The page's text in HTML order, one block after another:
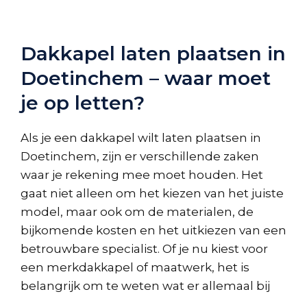
Dakkapel laten plaatsen in
Doetinchem – waar moet
je op letten?
Als je een dakkapel wilt laten plaatsen in
Doetinchem, zijn er verschillende zaken
waar je rekening mee moet houden. Het
gaat niet alleen om het kiezen van het juiste
model, maar ook om de materialen, de
bijkomende kosten en het uitkiezen van een
betrouwbare specialist. Of je nu kiest voor
een merkdakkapel of maatwerk, het is
belangrijk om te weten wat er allemaal bij